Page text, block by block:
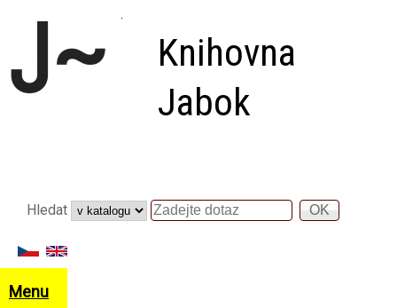
Přejít k hlavnímu obsahu
Knihovna
Jabok
Hledat
Hledat
Menu